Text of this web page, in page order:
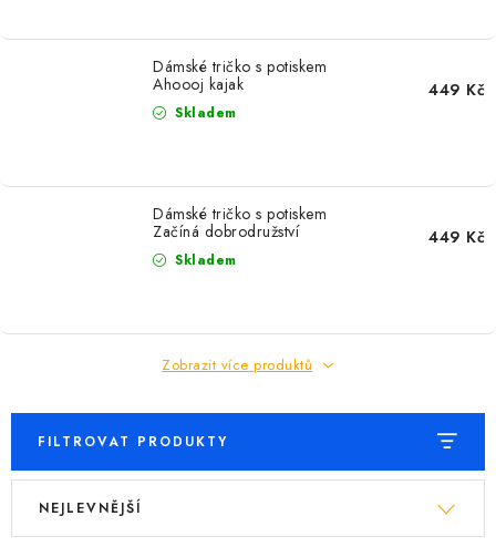
Dámské tričko s potiskem
Ahoooj kajak
Skladem
449 Kč
Dámské tričko s potiskem
Začíná dobrodružství
Skladem
449 Kč
Zobrazit více produktů
FILTROVAT PRODUKTY
V
Ř
NEJLEVNĚJŠÍ